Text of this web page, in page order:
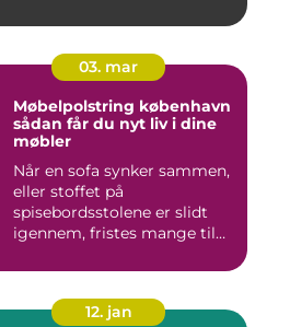
03. mar
Møbelpolstring københavn
sådan får du nyt liv i dine
møbler
Når en sofa synker sammen,
eller stoffet på
spisebordsstolene er slidt
igennem, fristes mange til
12. jan